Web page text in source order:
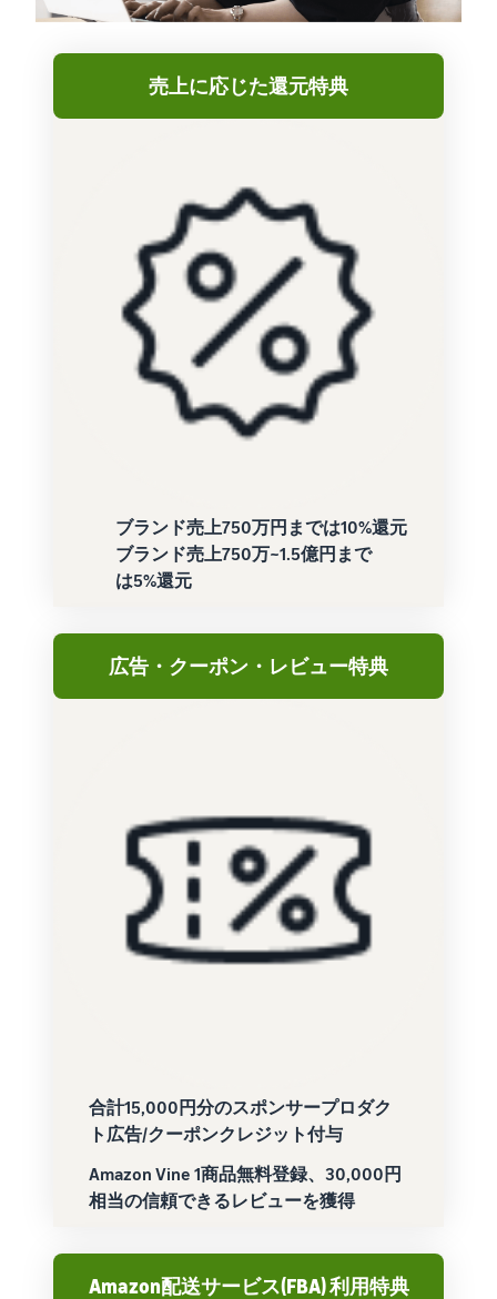
売上に応じた還元特典
ブランド売上750万円までは10%還元
ブランド売上750万~1.5億円まで
は5%還元
広告・クーポン・レビュー特典
合計15,000円分のスポンサープロダク
ト広告/クーポンクレジット付与
Amazon Vine 1商品無料登録、30,000円
相当の信頼できるレビューを獲得
Amazon配送サービス(FBA) 利用特典